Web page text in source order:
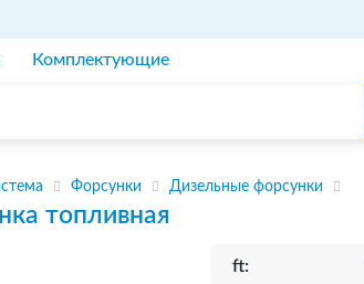
Комплектующие
Форсунки Дизельные форсунки
топливная
ft: